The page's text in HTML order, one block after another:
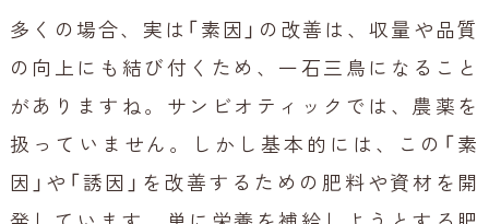
多くの場合、実は「素因」の改善は、収量や品質
の向上にも結び付くため、一石三鳥になること
がありますね。サンビオティックでは、農薬を
扱っていません。しかし基本的には、この「素
因」や「誘因」を改善するための肥料や資材を開